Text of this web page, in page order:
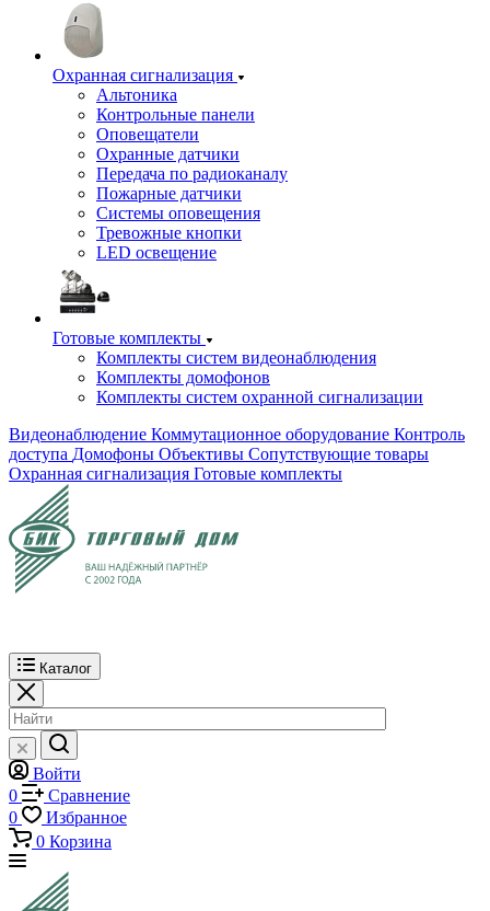
Охранная сигнализация
Альтоника
Контрольные панели
Оповещатели
Охранные датчики
Передача по радиоканалу
Пожарные датчики
Системы оповещения
Тревожные кнопки
LED освещение
Готовые комплекты
Комплекты систем видеонаблюдения
Комплекты домофонов
Комплекты систем охранной сигнализации
Видеонаблюдение Коммутационное оборудование Контроль
доступа Домофоны Объективы Сопутствующие товары
Охранная сигнализация Готовые комплекты
Каталог
Войти
0
Сравнение
0
Избранное
0 Корзина